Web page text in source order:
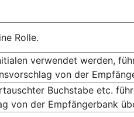
Rolle.
verwendet werden,
von der
Buchstabe etc.
von der Empfängerbank